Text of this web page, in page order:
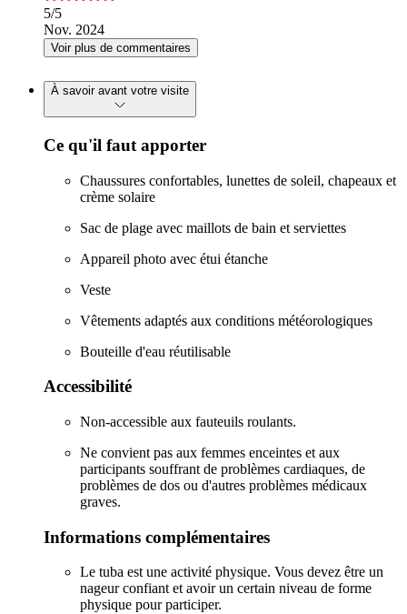
5/5
Nov. 2024
Voir plus de commentaires
À savoir avant votre visite
Ce qu'il faut apporter
Chaussures confortables, lunettes de soleil, chapeaux et
crème solaire
Sac de plage avec maillots de bain et serviettes
Appareil photo avec étui étanche
Veste
Vêtements adaptés aux conditions météorologiques
Bouteille d'eau réutilisable
Accessibilité
Non-accessible aux fauteuils roulants.
Ne convient pas aux femmes enceintes et aux
participants souffrant de problèmes cardiaques, de
problèmes de dos ou d'autres problèmes médicaux
graves.
Informations complémentaires
Le tuba est une activité physique. Vous devez être un
nageur confiant et avoir un certain niveau de forme
physique pour participer.